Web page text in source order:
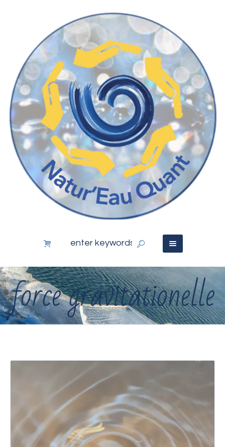
force gravitationelle